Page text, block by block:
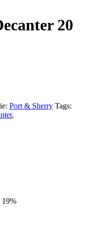
20
Port & Sherry Tags:
,
19%